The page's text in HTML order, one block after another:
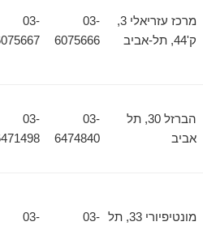
מרכז עזריאלי 3,
03-
6075666
03-
6075667
הברזל 30, תל
אביב
03-
6474840
03-
6471498
מונטיפיורי 33, תל 03-
03-